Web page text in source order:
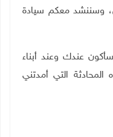
وسننشد معكم سيادة
عندك وعند أبناء
التي أمدتني